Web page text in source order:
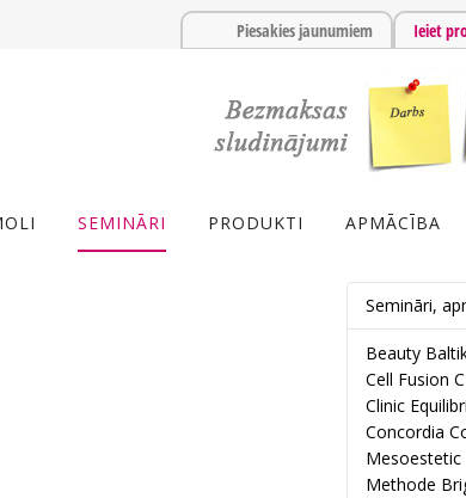
Piesakies jaunumiem Ieiet
SEMINĀRI PRODUKTI APMĀCĪBA
Semināri,
Beauty
Cell Fusion C
Clinic
Concordia
Mesoestetic
Methode